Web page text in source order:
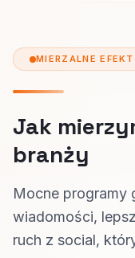
MIERZALNE
Jak
branży
Mocne programy
wiadomości,
ruch z social,